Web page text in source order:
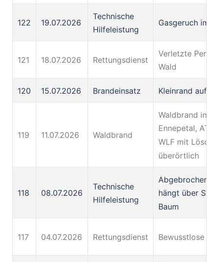
122 19.07.2026
Technische
Hilfeleistung
Gasgeruch im
121 18.07.2026 Rettungsdienst
Verletzte
Wald
120 15.07.2026 Brandeinsatz Kleinrand auf
119 11.07.2026 Waldbrand
Waldbrand in
Ennepetal, ATV
WLF mit
überörtlich
118 08.07.2026
Technische
Hilfeleistung
Abgebrochener
hängt über
Baum
117 04.07.2026 Rettungsdienst Bewusstlose